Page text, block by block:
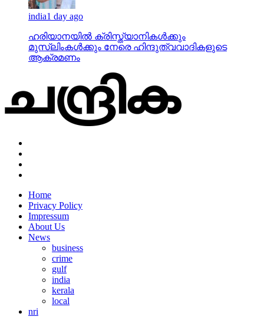
india1 day ago
ഹരിയാനയില്‍ ക്രിസ്ത്യാനികള്‍ക്കും
മുസ്‌ലിംകള്‍ക്കും നേരെ ഹിന്ദുത്വവാദികളുടെ
ആക്രമണം
Home
Privacy Policy
Impressum
About Us
News
business
crime
gulf
india
kerala
local
nri